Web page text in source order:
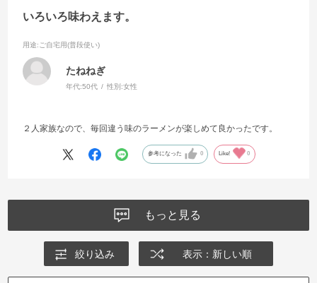
いろいろ味わえます。
用途:ご自宅用(普段使い)
たねねぎ
年代:50代 性別:女性
２人家族なので、毎回違う味のラーメンが楽しめて良かったです。
参考になった 0 Like! 0
もっと見る
絞り込み 表示：新しい順